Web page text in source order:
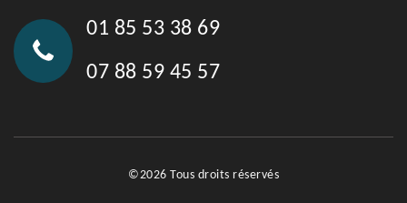
01 85 53 38 69
07 88 59 45 57
©2026 Tous droits réservés